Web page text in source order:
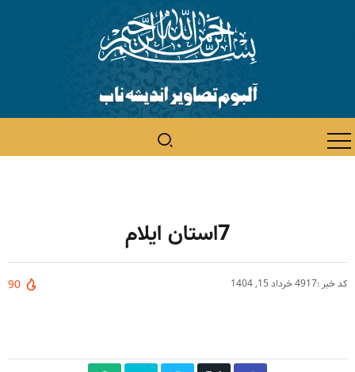
7استان ایلام
کد خبر :4917 خرداد 15, 1404 90